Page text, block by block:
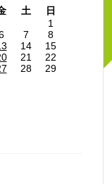
土
日
1
7
8
14
15
21
22
28
29